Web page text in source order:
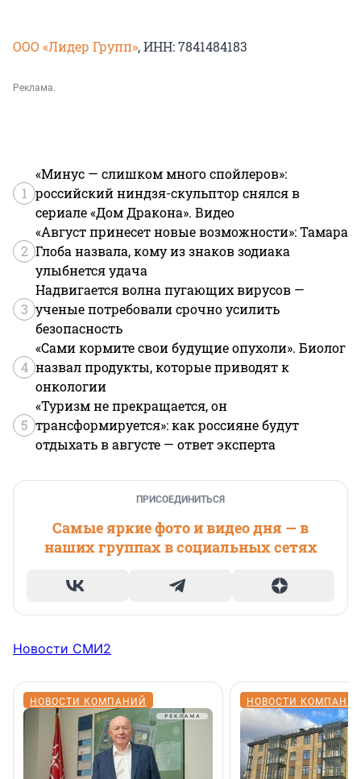
ООО «Лидер Групп», ИНН: 7841484183
Реклама.
1
«Минус — слишком много спойлеров»:
российский ниндзя-скульптор снялся в
сериале «Дом Дракона». Видео
2
«Август принесет новые возможности»: Тамара
Глоба назвала, кому из знаков зодиака
улыбнется удача
3
Надвигается волна пугающих вирусов —
ученые потребовали срочно усилить
безопасность
4
«Сами кормите свои будущие опухоли». Биолог
назвал продукты, которые приводят к
онкологии
5
«Туризм не прекращается, он
трансформируется»: как россияне будут
отдыхать в августе — ответ эксперта
ПРИСОЕДИНИТЬСЯ
Самые яркие фото и видео дня — в
наших группах в социальных сетях
Новости СМИ2
НОВОСТИ КОМПАНИЙ НОВОСТИ